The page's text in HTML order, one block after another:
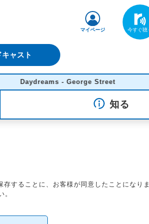
ャスト
マイページ
Daydreams - George Street
知る
することに、お客様が同意したことになりま
。